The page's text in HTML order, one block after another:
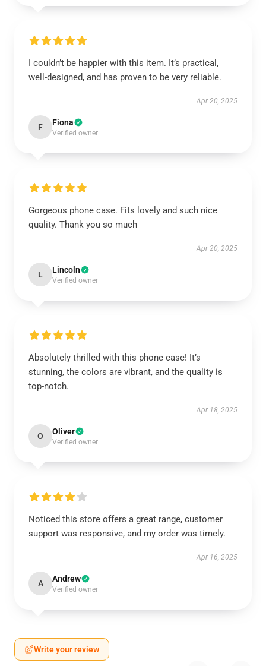
I couldn’t be happier with this item. It’s practical,
well-designed, and has proven to be very reliable.
Apr 20, 2025
F Fiona
Verified owner
Gorgeous phone case. Fits lovely and such nice
quality. Thank you so much
Apr 20, 2025
L Lincoln
Verified owner
Absolutely thrilled with this phone case! It’s
stunning, the colors are vibrant, and the quality is
top-notch.
Apr 18, 2025
O Oliver
Verified owner
Noticed this store offers a great range, customer
support was responsive, and my order was timely.
Apr 16, 2025
A Andrew
Verified owner
Write your review